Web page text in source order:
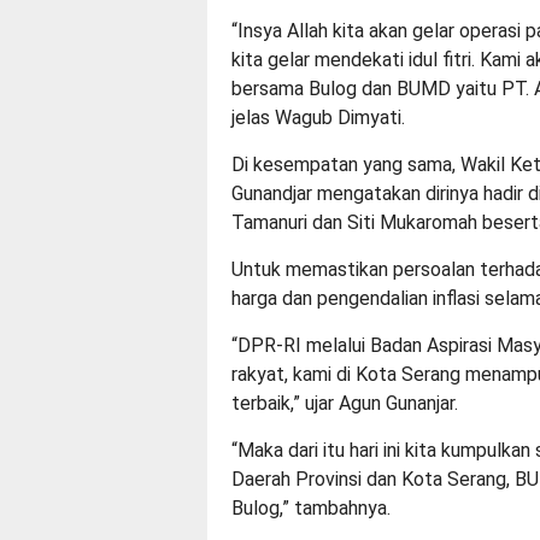
“Insya Allah kita akan gelar operasi
kita gelar mendekati idul fitri. Kami
bersama Bulog dan BUMD yaitu PT.
jelas Wagub Dimyati.
Di kesempatan yang sama, Wakil
Gunandjar mengatakan dirinya
Tamanuri dan Siti Mukaromah
Untuk memastikan persoalan
harga dan pengendalian inflasi
“DPR-RI melalui Badan Aspirasi
rakyat, kami di Kota Serang
terbaik,” ujar Agun Gunanjar.
“Maka dari itu hari ini kita
Daerah Provinsi dan Kota Serang,
Bulog,” tambahnya.